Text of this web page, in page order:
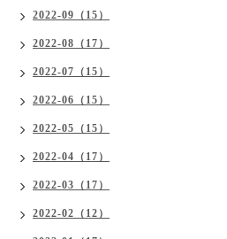
2022-09（15）
2022-08（17）
2022-07（15）
2022-06（15）
2022-05（15）
2022-04（17）
2022-03（17）
2022-02（12）